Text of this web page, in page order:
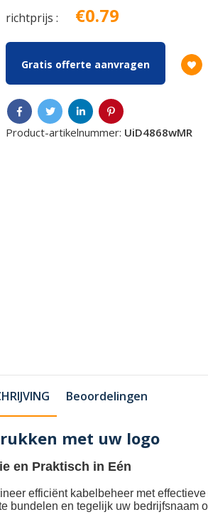
richtprijs : €0.79
Gratis offerte aanvragen
Product-artikelnummer: UiD4868wMR
Beoordelingen
met uw logo
en Praktisch in Eén
efficiënt kabelbeheer met
bundelen en tegelijk uw bedrijfsnaam